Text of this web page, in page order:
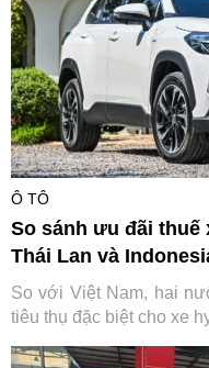
Ô TÔ
So sánh ưu đãi thuế
Thái Lan và
So với Việt Nam, hai
tiêu thụ đặc biệt cho xe